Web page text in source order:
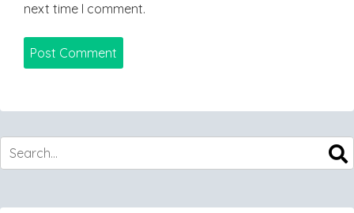
next time I comment.